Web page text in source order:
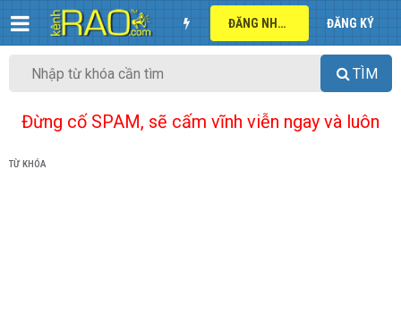
ĐĂNG NHẬP ĐĂNG KÝ
TÌM
Đừng cố SPAM, sẽ cấm vĩnh viễn ngay và luôn
TỪ KHÓA